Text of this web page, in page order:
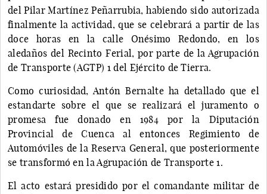
del Pilar Martínez Peñarrubia, habiendo sido autorizada
finalmente la actividad, que se celebrará a partir de las
doce horas en la calle Onésimo Redondo, en los
aledaños del Recinto Ferial, por parte de la Agrupación
de Transporte (AGTP) 1 del Ejército de Tierra.
Como curiosidad, Antón Bernalte ha detallado que el
estandarte sobre el que se realizará el juramento o
promesa fue donado en 1984 por la Diputación
Provincial de Cuenca al entonces Regimiento de
Automóviles de la Reserva General, que posteriormente
se transformó en la Agrupación de Transporte 1.
El acto estará presidido por el comandante militar de